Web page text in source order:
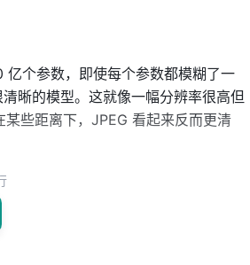
个参数，即使每个参数都模糊了一
晰的模型。这就像一幅分辨率很高但
些距离下，JPEG 看起来反而更清
Architecture）。